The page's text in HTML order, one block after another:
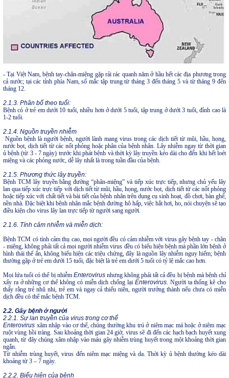
- Tại Việt Nam, bệnh tay-chân-miệng gặp rải rác quanh năm ở hầu hết các địa phương trong
cả nước; tại các tỉnh phía Nam, số mắc tập trung từ tháng 3 đến tháng 5 và từ tháng 9 đến
tháng 12.
2.1.3. Phân bố theo tuổi:
Bệnh có ở trẻ em dưới 10 tuổi, nhiều hơn ở dưới 5 tuổi, tập trung ở dưới 3 tuổi, đỉnh cao là
1-2 tuổi.
2.1.4. Nguồn truyền nhiễm
Nguồn bệnh là người bệnh, người lành mang virus trong các dịch tiết từ mũi, hầu, họng,
nước bọt, dịch tiết từ các nốt phỏng hoặc phân của bệnh nhân. Lây nhiễm ngay từ thời gian
ủ bệnh (từ 3 - 7 ngày) trước khi phát bệnh và thời kỳ lây truyền kéo dài cho đến khi hết loét
miệng và các phỏng nước, dễ lây nhất là trong tuần đầu của bệnh.
2.1.5. Phương thức lây truyền:
Bệnh TCM lây truyền bằng đường “phân-miệng” và tiếp xúc trực tiếp, nhưng chủ yếu lây
lan qua tiếp xúc trực tiếp với dịch tiết từ mũi, hầu, họng, nước bọt, dịch tiết từ các nốt phỏng
hoặc tiếp xúc với chất tiết và bài tiết của bệnh nhân trên dụng cụ sinh hoạt, đồ chơi, bàn ghế,
nền nhà. Đặc biệt khi bệnh nhân mắc bệnh đường hô hấp, việc hắt hơi, ho, nói chuyện sẽ tạo
điều kiện cho virus lây lan trực tiếp từ người sang người.
2.1.6. Tính cảm nhiễm và miễn dịch:
Bệnh TCM có tính cảm thụ cao, mọi người đều có cảm nhiễm với virus gây bệnh tay - chân
- miệng, không phải tất cả mọi người nhiễm virus đều có biểu hiện bệnh mà phần lớn bệnh ở
hình thái thể ẩn, không biểu hiện các triệu chứng, đây là nguồn lây nhiễm nguy hiểm; bệnh
thường gặp ở trẻ em dưới 15 tuổi, đặc biệt là trẻ em dưới 5 tuổi có tỷ lệ mắc cao hơn.
Mọi lứa tuổi có thể bị nhiễm Enterovirusnhưng không phải tất cả đều bị bệnh mà bệnh chỉ
xẩy ra ở những cơ thể không có miễn dịch chống lại Enterovirus. Người ta thống kê cho
thấy rằng trẻ nhũ nhi, trẻ em và ngay cả thiếu niên, người trưởng thành nếu chưa có miễn
dịch đều có thể mắc bệnh TCM.
2.2. Gây bệnh ở người
2.2.1. Sự lan truyền của virus trong cơ thể
Enterovirus xâm nhập vào cơ thể, chúng thường khu trú ở niêm mạc má hoặc ở niêm mạc
ruột vùng hồi tràng. Sau khoảng thời gian 24 giờ, virus sẽ đi đến các hạch bạch huyết xung
quanh, từ đây chúng xâm nhập vào máu gây nhiễm trùng huyết trong một khoảng thời gian
ngắn.
Từ nhiễm trùng huyết, virus đến niêm mạc miệng và da. Thời kỳ ủ bệnh thường kéo dài
khoảng từ 3 – 7 ngày.
2.2.2. Biểu hiện của bệnh